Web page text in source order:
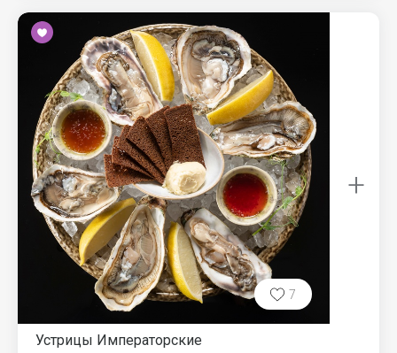
7
Устрицы Императорские
+